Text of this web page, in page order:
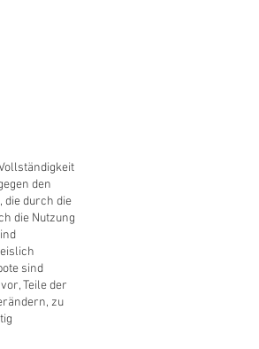
den
die durch die
die Nutzung
sind
Teile der
zu